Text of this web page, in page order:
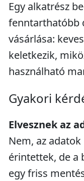
Egy alkatrész
fenntarthatóbb
vásárlása:
keletkezik,
használható
Gyakori
Elvesznek az
Nem, az
érintettek, de a
egy friss